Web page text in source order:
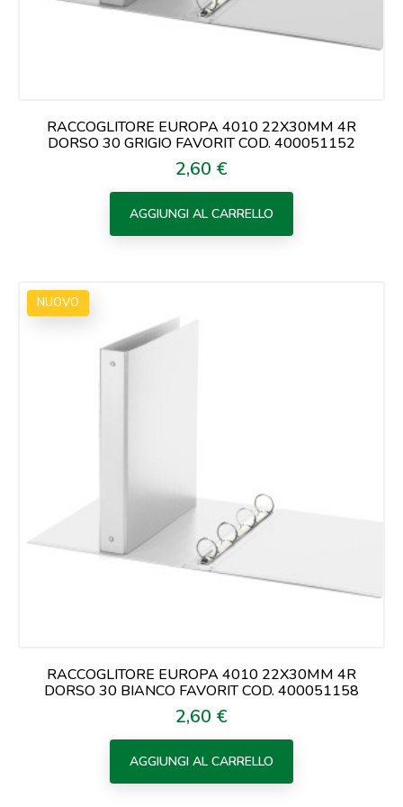
RACCOGLITORE EUROPA 4010 22X30MM 4R
DORSO 30 GRIGIO FAVORIT COD. 400051152
Prezzo
2,60 €
AGGIUNGI AL CARRELLO
RACCOGLITORE EUROPA 4010 22X30MM 4R
DORSO 30 BIANCO FAVORIT COD. 400051158
Prezzo
2,60 €
AGGIUNGI AL CARRELLO
NUOVO